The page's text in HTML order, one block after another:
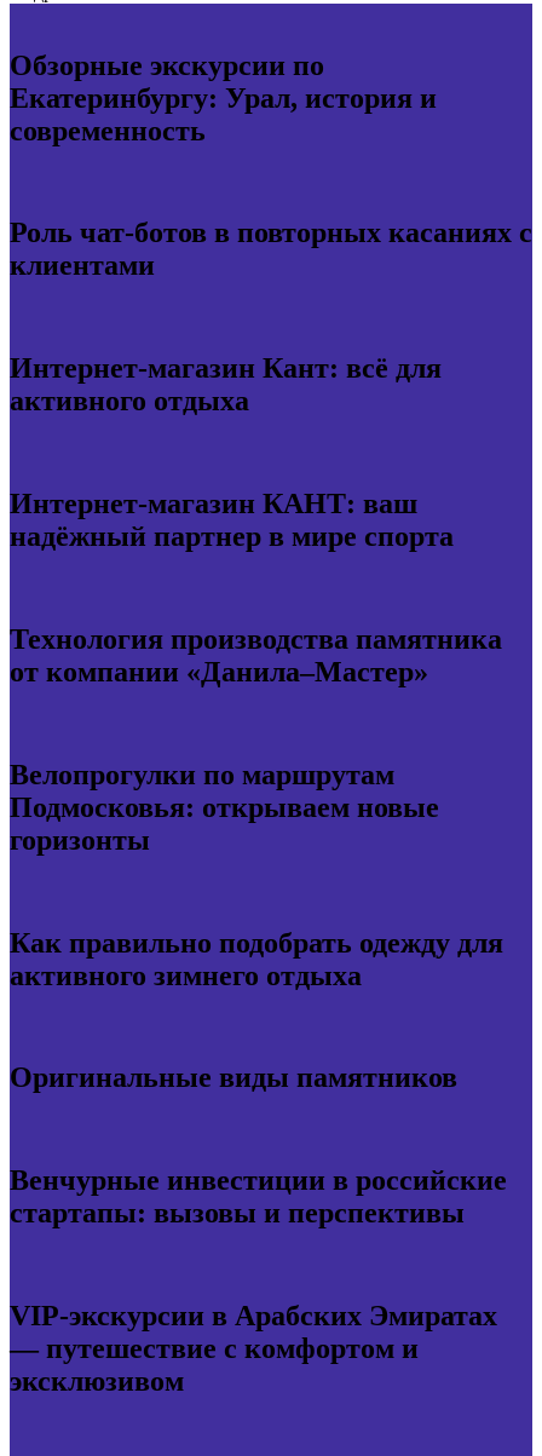
Обзорные экскурсии по
Екатеринбургу: Урал, история и
современность
Роль чат-ботов в повторных касаниях с
клиентами
Интернет-магазин Кант: всё для
активного отдыха
Интернет-магазин КАНТ: ваш
надёжный партнер в мире спорта
Технология производства памятника
от компании «Данила–Мастер»
Велопрогулки по маршрутам
Подмосковья: открываем новые
горизонты
Как правильно подобрать одежду для
активного зимнего отдыха
Оригинальные виды памятников
Венчурные инвестиции в российские
стартапы: вызовы и перспективы
VIP-экскурсии в Арабских Эмиратах
— путешествие с комфортом и
эксклюзивом